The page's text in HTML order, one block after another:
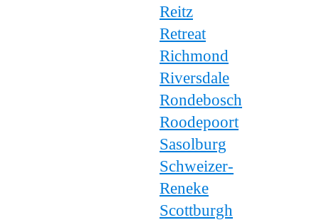
Reitz
Retreat
Richmond
Riversdale
Rondebosch
Roodepoort
Sasolburg
Schweizer-
Reneke
Scottburgh